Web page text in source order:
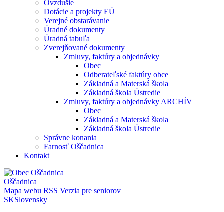
Ovzdušie
Dotácie a projekty EÚ
Verejné obstarávanie
Úradné dokumenty
Úradná tabuľa
Zverejňované dokumenty
Zmluvy, faktúry a objednávky
Obec
Odberateľské faktúry obce
Základná a Materská škola
Základná škola Ústredie
Zmluvy, faktúry a objednávky ARCHÍV
Obec
Základná a Materská škola
Základná škola Ústredie
Správne konania
Farnosť Oščadnica
Kontakt
Oščadnica
Mapa webu RSS Verzia pre seniorov
SKSlovensky